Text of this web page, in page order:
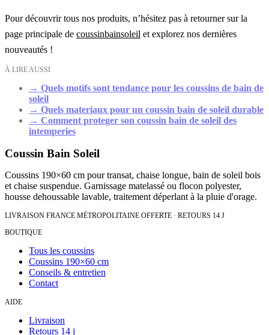
Pour découvrir tous nos produits, n’hésitez pas à retourner sur la
page principale de coussinbainsoleil et explorez nos dernières
nouveautés !
À LIRE AUSSI
→ Quels motifs sont tendance pour les coussins de bain de
soleil
→ Quels materiaux pour un coussin bain de soleil durable
→ Comment proteger son coussin bain de soleil des
intemperies
Coussin Bain Soleil
Coussins 190×60 cm pour transat, chaise longue, bain de soleil bois
et chaise suspendue. Garnissage matelassé ou flocon polyester,
housse dehoussable lavable, traitement déperlant à la pluie d'orage.
LIVRAISON FRANCE MÉTROPOLITAINE OFFERTE · RETOURS 14 J
BOUTIQUE
Tous les coussins
Coussins 190×60 cm
Conseils & entretien
Contact
AIDE
Livraison
Retours 14 j